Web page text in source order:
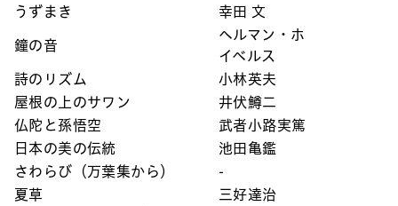
うずまき
幸田 文
鐘の音
ヘルマン・ホ
イベルス
詩のリズム
小林英夫
屋根の上のサワン
井伏鱒二
仏陀と孫悟空
武者小路実篤
日本の美の伝統
池田亀鑑
さわらび（万葉集から）
-
夏草
三好達治